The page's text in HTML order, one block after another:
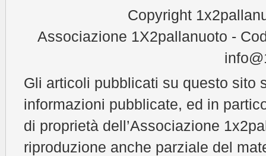
Copyright
Associazione 1X2pallanuoto -
Gli articoli pubblicati su questo sito
informazioni pubblicate, ed in
di proprietà dell’Associazione
riproduzione anche parziale del